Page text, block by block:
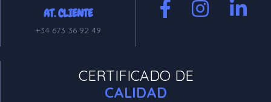
AT. CLIENTE
+34 673 36 92 49
CERTIFICADO DE
CALIDAD